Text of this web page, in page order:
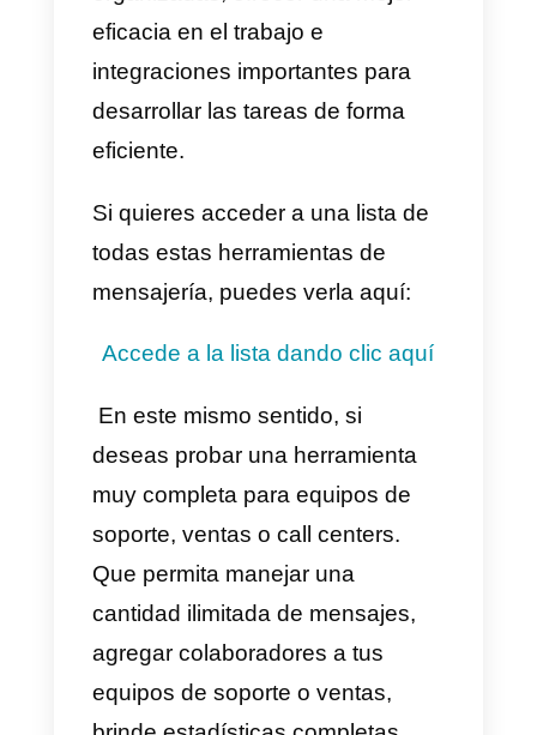
¿Debería adquirir Integra?
Como mencionamos
embargo, está pensada para
empresas estilo call centers. Si tu
empresa no tiene esta
tendrás un montón de
funcionalidades innecesarias en
el sistema. Además, tenemos
claras desventajas como el
precio, lo complejo de la